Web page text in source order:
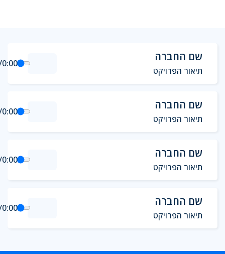
שם החברה
תיאור הפרויקט
0:00
שם החברה
תיאור הפרויקט
0:00
שם החברה
תיאור הפרויקט
0:00
שם החברה
תיאור הפרויקט
0:00